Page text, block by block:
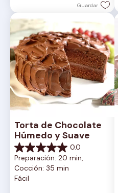
reseña
Guardar
Torta de Chocolate
Húmedo y Suave
0.0
0.0
de
5
estrellas.
Preparación: 20 min,
Cocción: 35 min
Fácil